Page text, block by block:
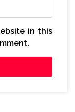
in this